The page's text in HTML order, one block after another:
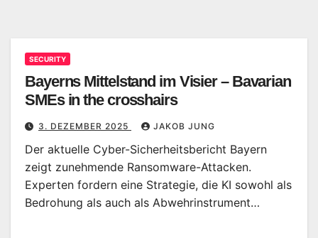
SECURITY
Bayerns Mittelstand im Visier – Bavarian
SMEs in the crosshairs
3. DEZEMBER 2025 JAKOB JUNG
Der aktuelle Cyber-Sicherheitsbericht Bayern
zeigt zunehmende Ransomware-Attacken.
Experten fordern eine Strategie, die KI sowohl als
Bedrohung als auch als Abwehrinstrument…